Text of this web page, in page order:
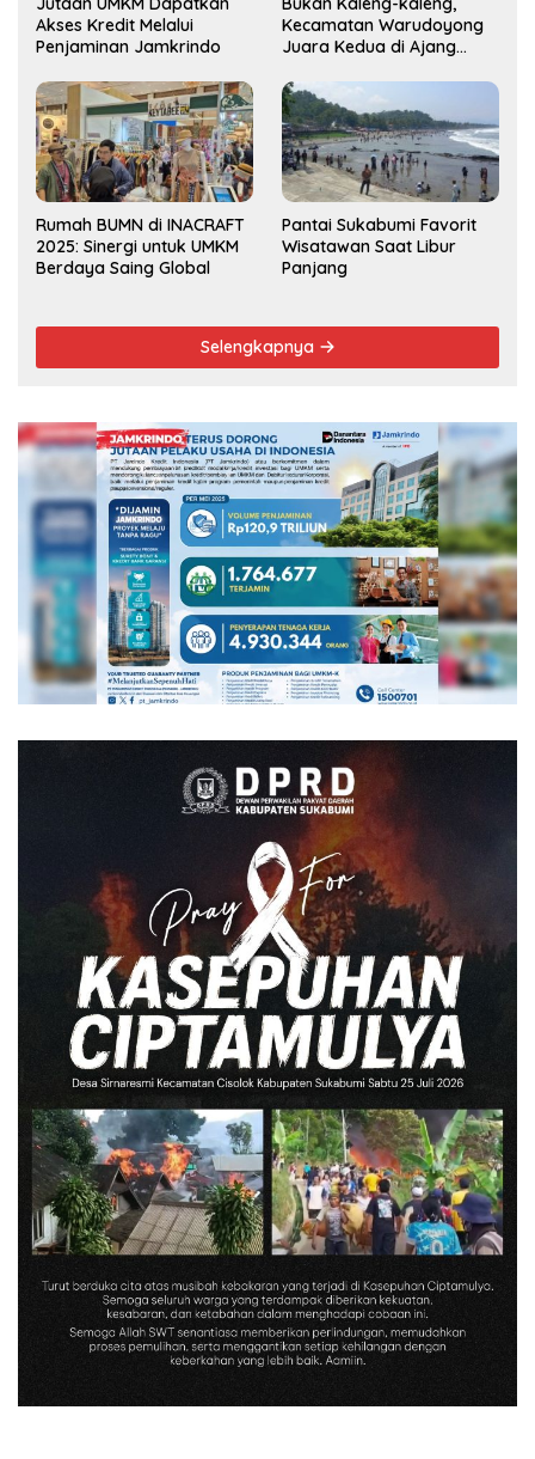
Akses Kredit Melalui
Penjaminan Jamkrindo
Kecamatan Warudoyong
Juara Kedua di Ajang
2025
Rumah BUMN di INACRAFT
2025: Sinergi untuk UMKM
Berdaya Saing Global
Pantai Sukabumi Favorit
Wisatawan Saat Libur
Panjang
Selengkapnya